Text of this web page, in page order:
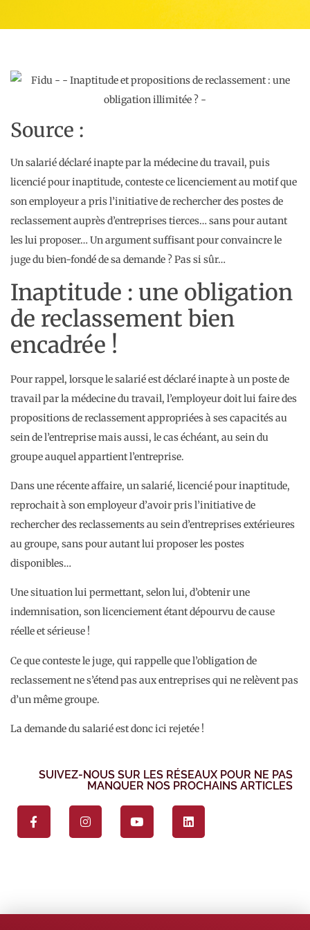
Source :
Un salarié déclaré inapte par la médecine du travail, puis
licencié pour inaptitude, conteste ce licenciement au motif que
son employeur a pris l’initiative de rechercher des postes de
reclassement auprès d’entreprises tierces… sans pour autant
les lui proposer… Un argument suffisant pour convaincre le
juge du bien-fondé de sa demande ? Pas si sûr…
Inaptitude : une obligation
de reclassement bien
encadrée !
Pour rappel, lorsque le salarié est déclaré inapte à un poste de
travail par la médecine du travail, l’employeur doit lui faire des
propositions de reclassement appropriées à ses capacités au
sein de l’entreprise mais aussi, le cas échéant, au sein du
groupe auquel appartient l’entreprise.
Dans une récente affaire, un salarié, licencié pour inaptitude,
reprochait à son employeur d’avoir pris l’initiative de
rechercher des reclassements au sein d’entreprises extérieures
au groupe, sans pour autant lui proposer les postes
disponibles…
Une situation lui permettant, selon lui, d’obtenir une
indemnisation, son licenciement étant dépourvu de cause
réelle et sérieuse !
Ce que conteste le juge, qui rappelle que l’obligation de
reclassement ne s’étend pas aux entreprises qui ne relèvent pas
d’un même groupe.
La demande du salarié est donc ici rejetée !
SUIVEZ-NOUS SUR LES RÉSEAUX POUR NE PAS
MANQUER NOS PROCHAINS ARTICLES